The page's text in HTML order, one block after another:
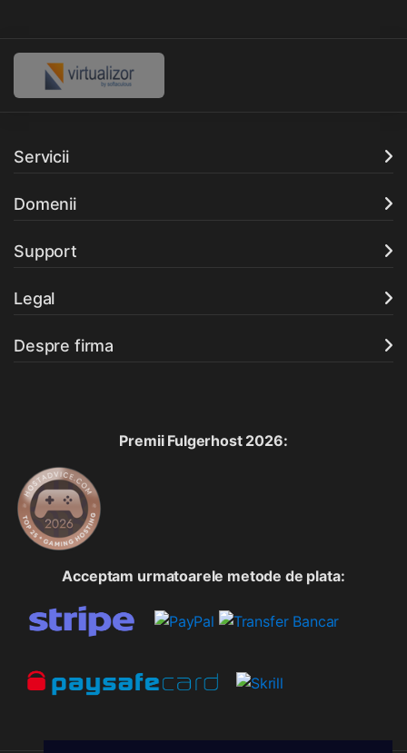
Servicii
Domenii
Support
Legal
Despre firma
Premii Fulgerhost 2026:
Acceptam urmatoarele metode de plata: